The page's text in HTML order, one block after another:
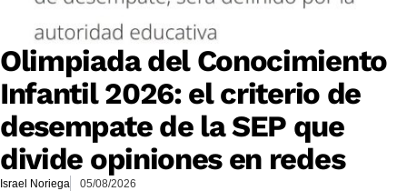
Olimpiada del Conocimiento
Infantil 2026: el criterio de
desempate de la SEP que
divide opiniones en redes
Israel Noriega 05/08/2026